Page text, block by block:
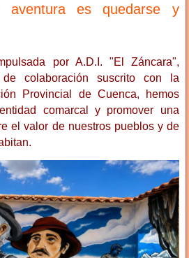
aventura es quedarse y
por A.D.I. "El Záncara",
colaboración suscrito con la
Provincial de Cuenca, hemos
comarcal y promover una
el valor de nuestros pueblos y de